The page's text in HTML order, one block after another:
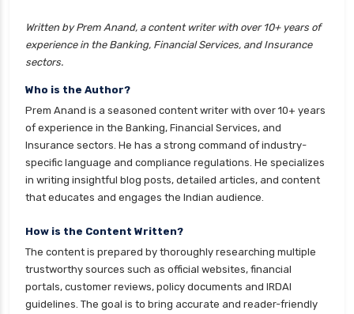
health insurance mumbai
health insurance nagpur
health insurance noida
health insurance patna
health insurance portability
health insurance premium calculator
health insurance pune
health insurance rajkot
health insurance renewal process
health insurance stocks india
Written by Prem Anand, a content writer with over 10+ years of
experience in the Banking, Financial Services, and Insurance
sectors.
Who is the Author?
Prem Anand is a seasoned content writer with over 10+ years
of experience in the Banking, Financial Services, and
Insurance sectors. He has a strong command of industry-
specific language and compliance regulations. He specializes
in writing insightful blog posts, detailed articles, and content
that educates and engages the Indian audience.
How is the Content Written?
The content is prepared by thoroughly researching multiple
trustworthy sources such as official websites, financial
portals, customer reviews, policy documents and IRDAI
guidelines. The goal is to bring accurate and reader-friendly